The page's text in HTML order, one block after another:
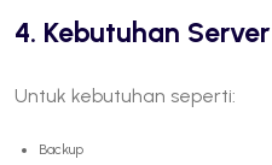
4. Kebutuhan
Untuk kebutuhan seperti:
Backup